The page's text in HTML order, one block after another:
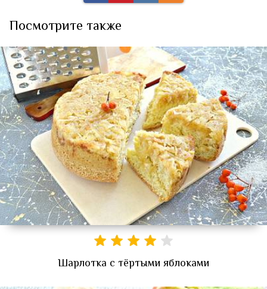
Посмотрите также
Шарлотка с тёртыми яблоками